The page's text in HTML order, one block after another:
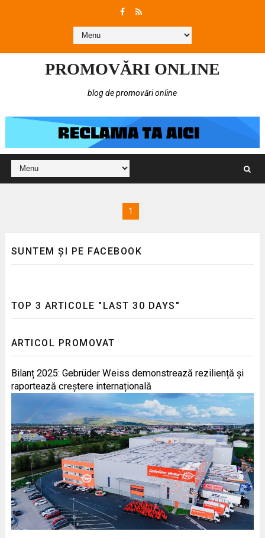
PROMOVĂRI ONLINE
blog de promovări online
1
SUNTEM ȘI PE FACEBOOK
TOP 3 ARTICOLE "LAST 30 DAYS"
ARTICOL PROMOVAT
Bilanț 2025: Gebrüder Weiss demonstrează reziliență și
raportează creștere internațională